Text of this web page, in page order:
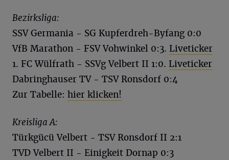
Bezirksliga:
SSV Germania - SG Kupferdreh-Byfang 0:0
VfB Marathon - FSV Vohwinkel 0:3. Liveticker
1. FC Wülfrath - SSVg Velbert II 1:0. Liveticker
Dabringhauser TV - TSV Ronsdorf 0:4
Zur Tabelle: hier klicken!
Kreisliga A:
Türkgücü Velbert - TSV Ronsdorf II 2:1
TVD Velbert II - Einigkeit Dornap 0:3